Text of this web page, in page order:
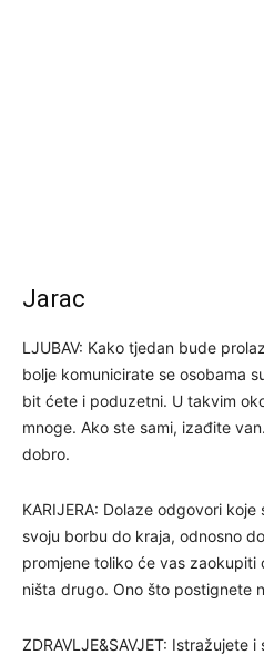
Jarac
LJUBAV: Kako tjedan bude
bolje komunicirate se osobama
bit ćete i poduzetni. U takvim
mnoge. Ako ste sami, izađite
dobro.
KARIJERA: Dolaze odgovori
svoju borbu do kraja, odnosno
promjene toliko će vas
ništa drugo. Ono što postignete
ZDRAVLJE&SAVJET: Istražujete